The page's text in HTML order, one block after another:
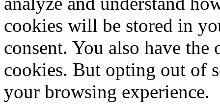
cookies will be stored in
consent. You also have
cookies. But opting out of
your browsing experience.